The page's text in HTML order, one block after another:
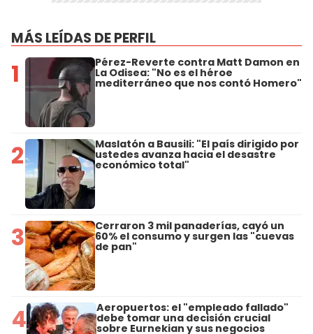
MÁS LEÍDAS DE PERFIL
1 Pérez-Reverte contra Matt Damon en
La Odisea: "No es el héroe
mediterráneo que nos contó Homero"
2 Maslatón a Bausili: "El país dirigido por
ustedes avanza hacia el desastre
económico total"
3 Cerraron 3 mil panaderías, cayó un
60% el consumo y surgen las "cuevas
de pan"
4 Aeropuertos: el "empleado fallado"
debe tomar una decisión crucial
sobre Eurnekian y sus negocios